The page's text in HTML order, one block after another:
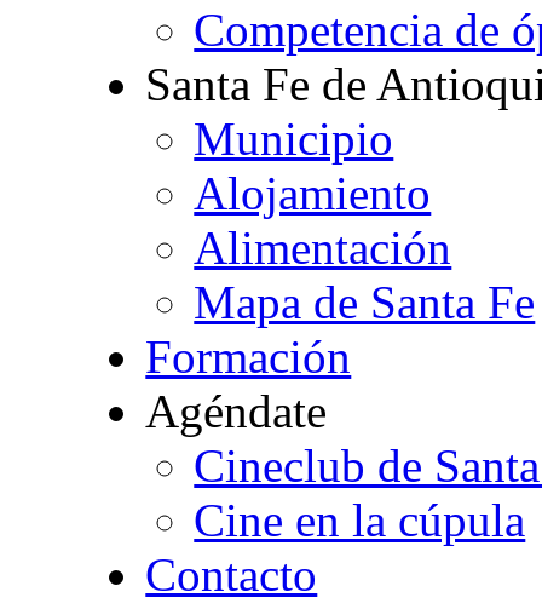
Competencia de
Santa Fe de
Municipio
Alojamiento
Alimentación
Mapa de Santa Fe
Formación
Agéndate
Cineclub de
Cine en la cúpula
Contacto